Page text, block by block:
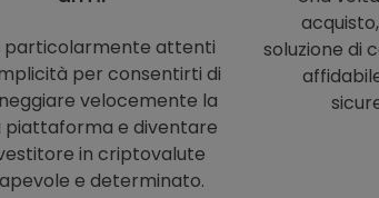
particolarmente attenti
per consentirti di
velocemente la
piattaforma e diventare
in criptovalute
e determinato.
soluzione di